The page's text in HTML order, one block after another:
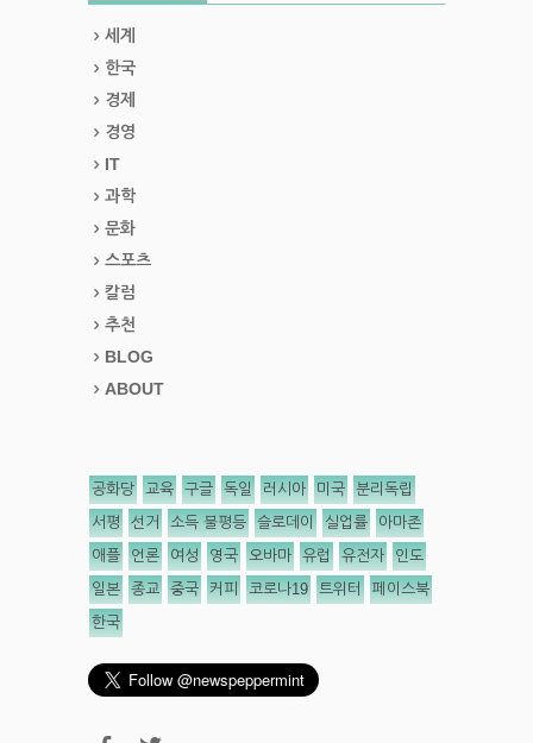
세계
한국
경제
경영
IT
과학
문화
스포츠
칼럼
추천
BLOG
ABOUT
공화당 교육 구글 독일 러시아 미국 분리독립
서평 선거 소득 불평등 슬로데이 실업률 아마존
애플 언론 여성 영국 오바마 유럽 유전자 인도
일본 종교 중국 커피 코로나19 트위터 페이스북
한국